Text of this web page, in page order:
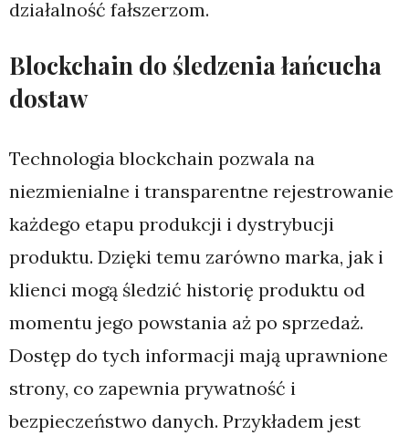
działalność fałszerzom.
Blockchain do śledzenia łańcucha
dostaw
Technologia blockchain pozwala na
niezmienialne i transparentne rejestrowanie
każdego etapu produkcji i dystrybucji
produktu. Dzięki temu zarówno marka, jak i
klienci mogą śledzić historię produktu od
momentu jego powstania aż po sprzedaż.
Dostęp do tych informacji mają uprawnione
strony, co zapewnia prywatność i
bezpieczeństwo danych. Przykładem jest